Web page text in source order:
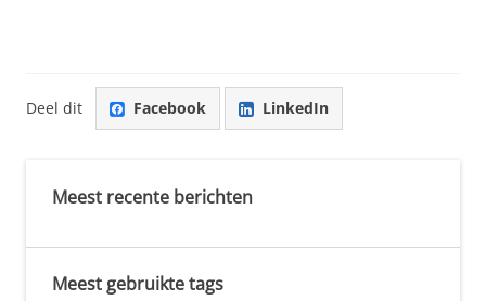
Deel dit Facebook LinkedIn
Meest recente berichten
Meest gebruikte tags